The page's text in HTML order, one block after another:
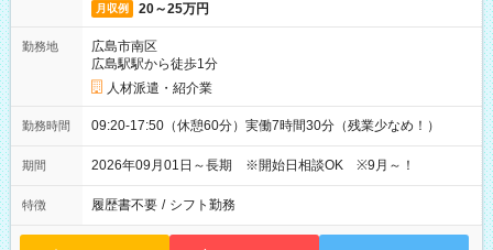
月収例 20～25万円
勤務地
広島市南区
広島駅駅から徒歩1分
人材派遣・紹介業
勤務時間 09:20-17:50（休憩60分）実働7時間30分（残業少なめ！）
期間 2026年09月01日～長期 ※開始日相談OK ※9月～！
特徴 履歴書不要 / シフト勤務